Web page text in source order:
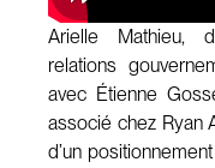
Arielle Mathieu,
relations
avec Étienne
associé chez Ryan
d’un